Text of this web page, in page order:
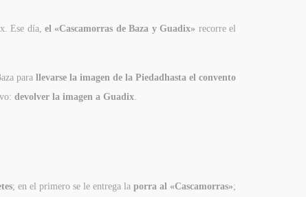
Ese día,el «Cascamorras de Baza y Guadix» recorre el
para llevarse la imagen de la Piedadhasta el convento
devolver la imagen a Guadix.
; en el primero se le entrega la porra al «Cascamorras»;